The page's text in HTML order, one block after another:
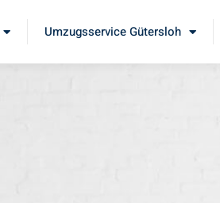
Umzugsservice Gütersloh